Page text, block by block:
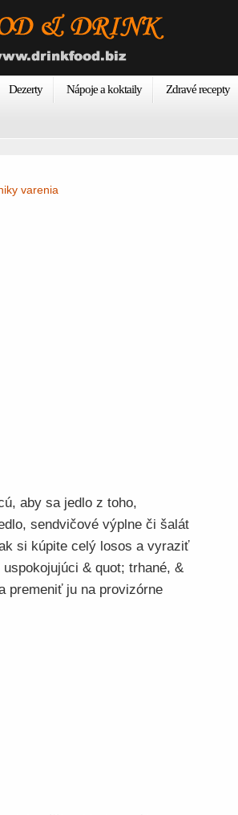
Dezerty Nápoje a koktaily Zdravé recepty
varenia
aby sa jedlo z toho,
sendvičové výplne či šalát
si kúpite celý losos a vyraziť
& quot; trhané, &
premeniť ju na provizórne